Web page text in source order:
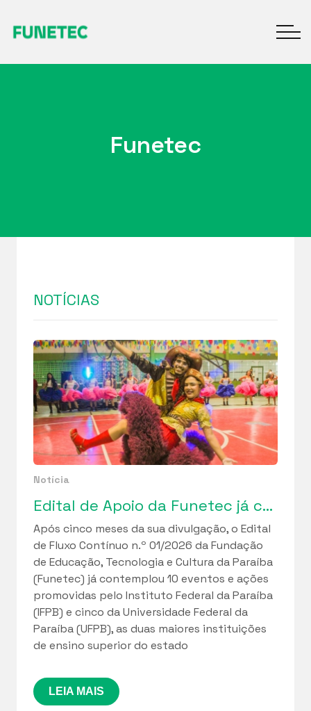
Funetec
NOTÍCIAS
Notícia
Edital de Apoio da Funetec já contemplou 10 iniciativas do IFPB e 5 da UFPB
Após cinco meses da sua divulgação, o Edital
de Fluxo Contínuo n.º 01/2026 da Fundação
de Educação, Tecnologia e Cultura da Paraíba
(Funetec) já contemplou 10 eventos e ações
promovidas pelo Instituto Federal da Paraíba
(IFPB) e cinco da Universidade Federal da
Paraíba (UFPB), as duas maiores instituições
de ensino superior do estado
LEIA MAIS